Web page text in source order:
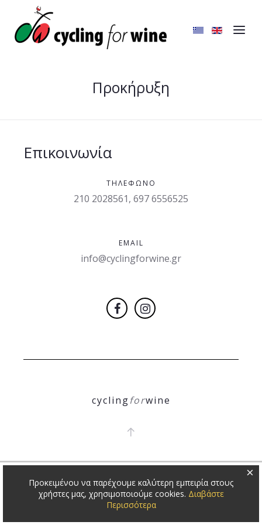
Προκήρυξη
Επικοινωνία
ΤΗΛΈΦΩΝΟ
210 2028561, 697 6556525
EMAIL
info@cyclingforwine.gr
cyclingforwine
COPYRIGHT 2018Θ. ΝΙΚΟΛΕΤΟΠΟΥΛΟΣ ×
Προκειμένου να παρέχουμε καλύτερη εμπειρία στους
χρήστες μας, χρησιμοποιούμε cookies. Διαβάστε
Περισσότερα